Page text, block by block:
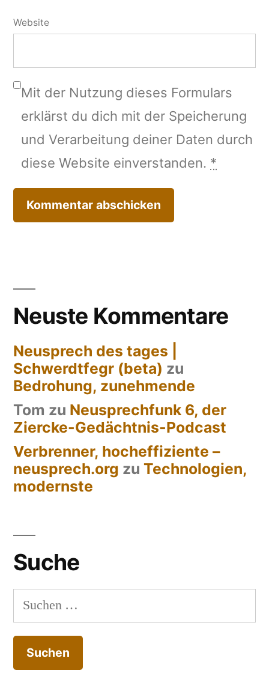
Website
Mit der Nutzung dieses Formulars
erklärst du dich mit der Speicherung
und Verarbeitung deiner Daten durch
diese Website einverstanden. *
Neuste Kommentare
Neusprech des tages |
Schwerdtfegr (beta) zu
Bedrohung, zunehmende
Tom zu Neusprechfunk 6, der
Ziercke-Gedächtnis-Podcast
Verbrenner, hocheffiziente –
neusprech.org zu Technologien,
modernste
Suche
Suchen
nach: